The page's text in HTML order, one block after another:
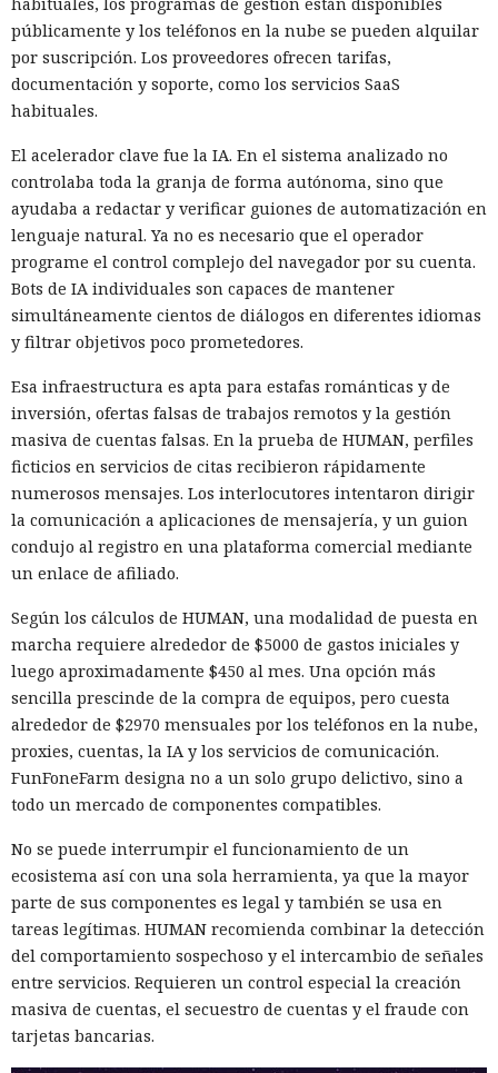
habituales, los programas de gestión están disponibles
públicamente y los teléfonos en la nube se pueden alquilar
por suscripción. Los proveedores ofrecen tarifas,
documentación y soporte, como los servicios SaaS
habituales.
El acelerador clave fue la IA. En el sistema analizado no
controlaba toda la granja de forma autónoma, sino que
ayudaba a redactar y verificar guiones de automatización en
lenguaje natural. Ya no es necesario que el operador
programe el control complejo del navegador por su cuenta.
Bots de IA individuales son capaces de mantener
simultáneamente cientos de diálogos en diferentes idiomas
y filtrar objetivos poco prometedores.
Esa infraestructura es apta para estafas románticas y de
inversión, ofertas falsas de trabajos remotos y la gestión
masiva de cuentas falsas. En la prueba de HUMAN, perfiles
ficticios en servicios de citas recibieron rápidamente
numerosos mensajes. Los interlocutores intentaron dirigir
la comunicación a aplicaciones de mensajería, y un guion
condujo al registro en una plataforma comercial mediante
un enlace de afiliado.
Según los cálculos de HUMAN, una modalidad de puesta en
marcha requiere alrededor de $5000 de gastos iniciales y
luego aproximadamente $450 al mes. Una opción más
sencilla prescinde de la compra de equipos, pero cuesta
alrededor de $2970 mensuales por los teléfonos en la nube,
proxies, cuentas, la IA y los servicios de comunicación.
FunFoneFarm designa no a un solo grupo delictivo, sino a
todo un mercado de componentes compatibles.
No se puede interrumpir el funcionamiento de un
ecosistema así con una sola herramienta, ya que la mayor
parte de sus componentes es legal y también se usa en
tareas legítimas. HUMAN recomienda combinar la detección
del comportamiento sospechoso y el intercambio de señales
entre servicios. Requieren un control especial la creación
masiva de cuentas, el secuestro de cuentas y el fraude con
tarjetas bancarias.